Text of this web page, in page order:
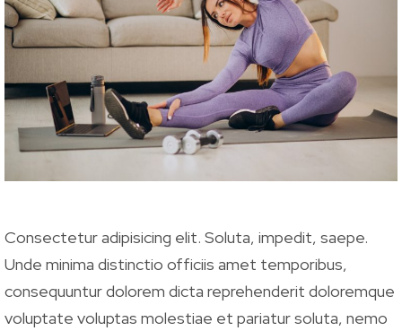
Consectetur adipisicing elit. Soluta, impedit, saepe.
Unde minima distinctio officiis amet temporibus,
consequuntur dolorem dicta reprehenderit doloremque
voluptate voluptas molestiae et pariatur soluta, nemo